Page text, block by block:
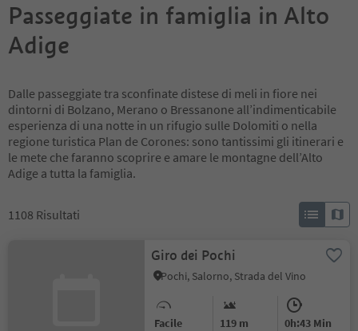
Passeggiate in famiglia in Alto
Adige
Dalle passeggiate tra sconfinate distese di meli in fiore nei
dintorni di Bolzano, Merano o Bressanone all’indimenticabile
esperienza di una notte in un rifugio sulle Dolomiti o nella
regione turistica Plan de Corones: sono tantissimi gli itinerari e
le mete che faranno scoprire e amare le montagne dell’Alto
Adige a tutta la famiglia.
1108 Risultati
Giro dei Pochi
Pochi, Salorno, Strada del Vino
Facile 119 m 0h:43 Min